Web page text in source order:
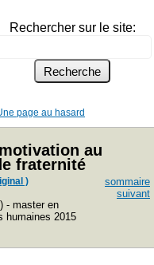
Rechercher sur le site:
page au hasard
au
fraternité
)
- master en
humaines 2015
sommaire
suivant